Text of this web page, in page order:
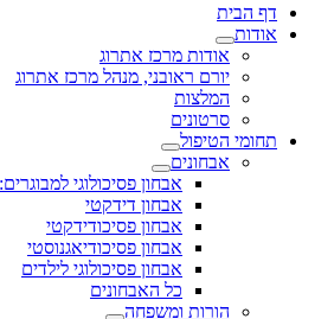
דף הבית
אודות
אודות מרכז אתרוג
יורם ראובני, מנהל מרכז אתרוג
המלצות
סרטונים
תחומי הטיפול
אבחונים
אבחון פסיכולוגי
אבחון דידקטי
אבחון פסיכודידקטי
אבחון פסיכודיאגנוסטי
אבחון פסיכולוגי לילדים
כל האבחונים
הורות ומשפחה